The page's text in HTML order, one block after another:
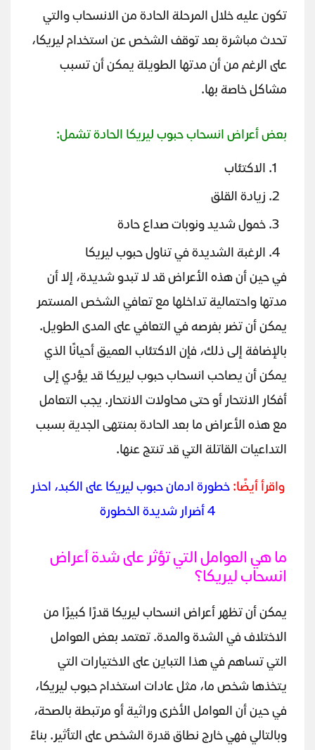
تكون عليه خلال المرحلة الحادة من الانسحاب والتي
تحدث مباشرة بعد توقف الشخص عن استخدام ليريكا،
على الرغم من أن مدتها الطويلة يمكن أن تسبب
مشاكل خاصة بها.
بعض أعراض انسحاب حبوب ليريكا الحادة تشمل:
الاكتئاب
زيادة القلق
خمول شديد ونوبات صداع حادة
الرغبة الشديدة في تناول حبوب ليريكا
في حين أن هذه الأعراض قد لا تبدو شديدة، إلا أن
مدتها واحتمالية تداخلها مع تعافي الشخص المستمر
يمكن أن تضر بفرصه في التعافي على المدى الطويل.
بالإضافة إلى ذلك، فإن الاكتئاب العميق أحيانًا الذي
يمكن أن يصاحب انسحاب حبوب ليريكا قد يؤدي إلى
أفكار الانتحار أو حتى محاولات الانتحار. يجب التعامل
مع هذه الأعراض ما بعد الحادة بمنتهى الجدية بسبب
التداعيات القاتلة التي قد تنتج عنها.
واقرأ أيضًا: خطورة ادمان حبوب ليريكا على الكبد، احذر
4 أضرار شديدة الخطورة
ما هي العوامل التي تؤثر على شدة أعراض
انسحاب ليريكا؟
يمكن أن تظهر أعراض انسحاب ليريكا قدرًا كبيرًا من
الاختلاف في الشدة والمدة. تعتمد بعض العوامل
التي تساهم في هذا التباين على الاختيارات التي
يتخذها شخص ما، مثل عادات استخدام حبوب ليريكا،
في حين أن العوامل الأخرى وراثية أو مرتبطة بالصحة،
وبالتالي فهي خارج نطاق قدرة الشخص على التأثير. بناءً